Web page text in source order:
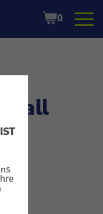
Shopping
Cart
0